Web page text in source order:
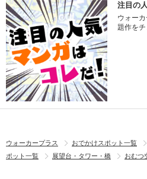
注目の
ウォー
題作を
ウォーカープラス おでかけスポット一覧
ポット一覧
展望台・タワー・橋 おむつ